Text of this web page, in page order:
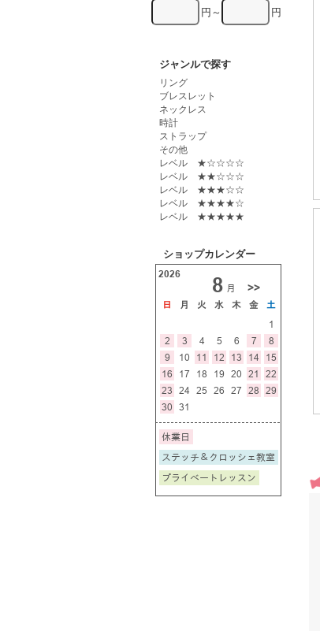
円～ 円
ジャンルで探す
リング
ブレスレット
ネックレス
時計
ストラップ
その他
レベル ★☆☆☆☆
レベル ★★☆☆☆
レベル ★★★☆☆
レベル ★★★★☆
レベル ★★★★★
ショップカレンダー